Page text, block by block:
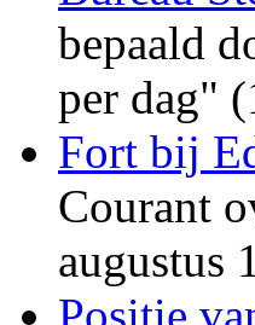
bepaald
per dag"
Fort bij
Courant
augustus
Positie